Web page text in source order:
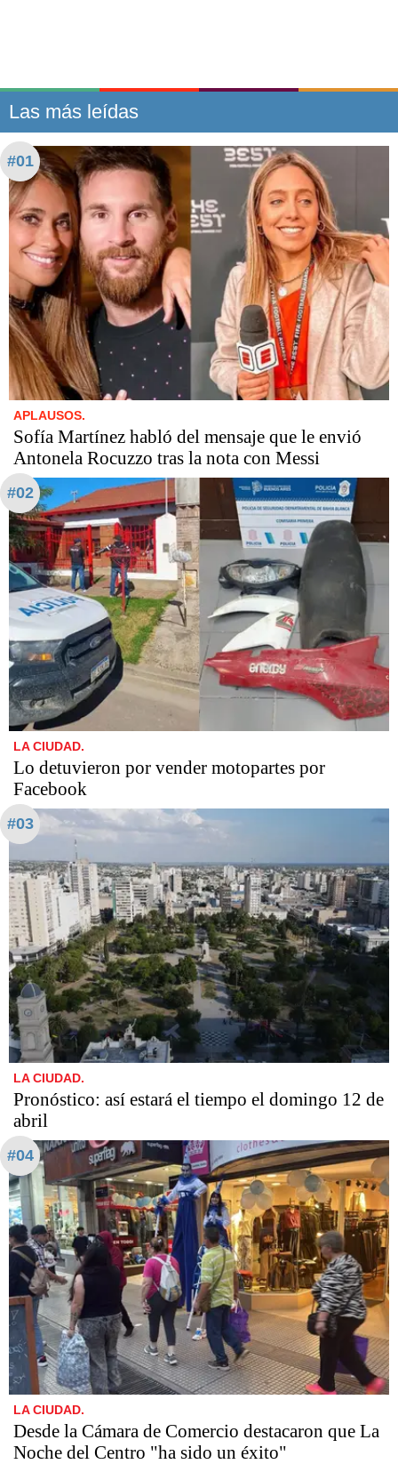
Las más leídas
#01
APLAUSOS.
Sofía Martínez habló del mensaje que le envió
Antonela Rocuzzo tras la nota con Messi
#02
LA CIUDAD.
Lo detuvieron por vender motopartes por
Facebook
#03
LA CIUDAD.
Pronóstico: así estará el tiempo el domingo 12 de
abril
#04
LA CIUDAD.
Desde la Cámara de Comercio destacaron que La
Noche del Centro "ha sido un éxito"